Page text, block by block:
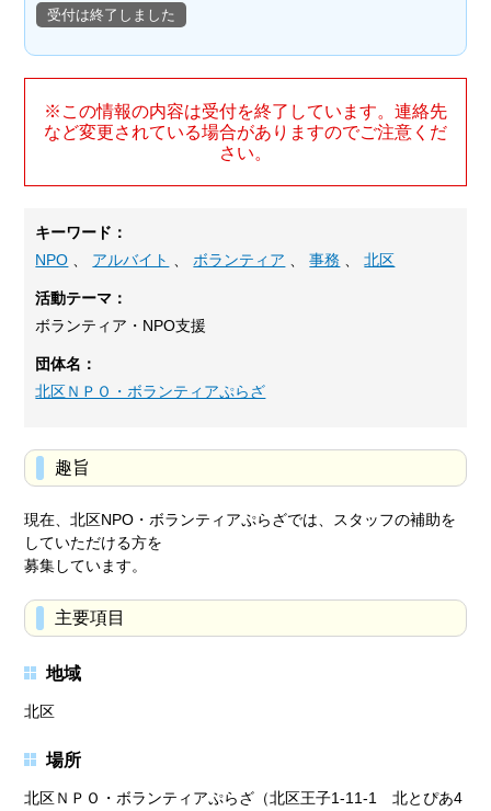
受付は終了しました
※この情報の内容は受付を終了しています。連絡先
など変更されている場合がありますのでご注意くだ
さい。
キーワード：
NPO
アルバイト ボランティア 、事務 、北区
活動テーマ：
ボランティア・NPO支援
団体名：
北区ＮＰＯ・ボランティアぷらざ
趣旨
現在、北区NPO・ボランティアぷらざでは、スタッフの補助を
していただける方を
募集しています。
主要項目
地域
北区
場所
北区ＮＰＯ・ボランティアぷらざ（北区王子1-11-1 北とぴあ4